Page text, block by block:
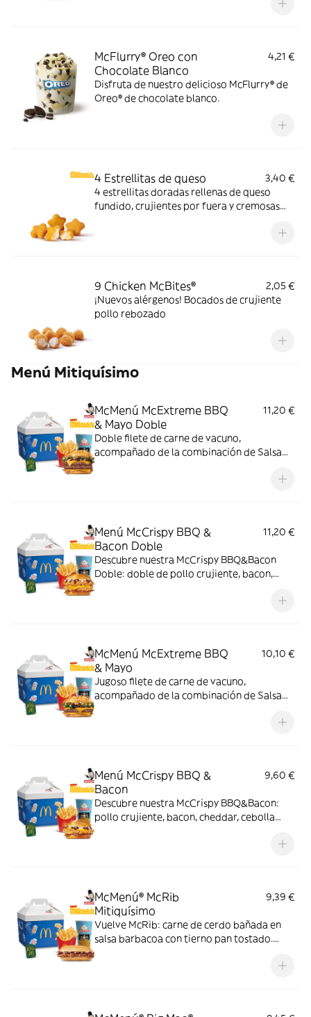
ahora y no te quedes sin tus mitiquísimos
McFlurry® Oreo con
Chocolate Blanco
4,21 €
Disfruta de nuestro delicioso McFlurry® de
Oreo® de chocolate blanco.
4 Estrellitas de queso
3,40 €
4 estrellitas doradas rellenas de queso
fundido, crujientes por fuera y cremosas
9 Chicken McBites®
2,05 €
¡Nuevos alérgenos! Bocados de crujiente
pollo rebozado
Menú Mitiquísimo
McMenú McExtreme BBQ
& Mayo Doble
11,20 €
Doble filete de carne de vacuno,
acompañado de la combinación de Salsa
doble de cheddar, lechuga fresca y tiras de
Menú McCrispy BBQ &
Bacon Doble
11,20 €
Descubre nuestra McCrispy BBQ&Bacon
Doble: doble de pollo crujiente, bacon,
McMenú McExtreme BBQ
& Mayo
10,10 €
Jugoso filete de carne de vacuno,
acompañado de la combinación de Salsa
doble de cheddar, lechuga fresca y tiras de
Menú McCrispy BBQ &
Bacon
9,60 €
Descubre nuestra McCrispy BBQ&Bacon:
pollo crujiente, bacon, cheddar, cebolla
harina de trigo con copos de patata. ¡Sabor
McMenú® McRib
Mitiquísimo
9,39 €
Vuelve McRib: carne de cerdo bañada en
salsa barbacoa con tierno pan tostado.